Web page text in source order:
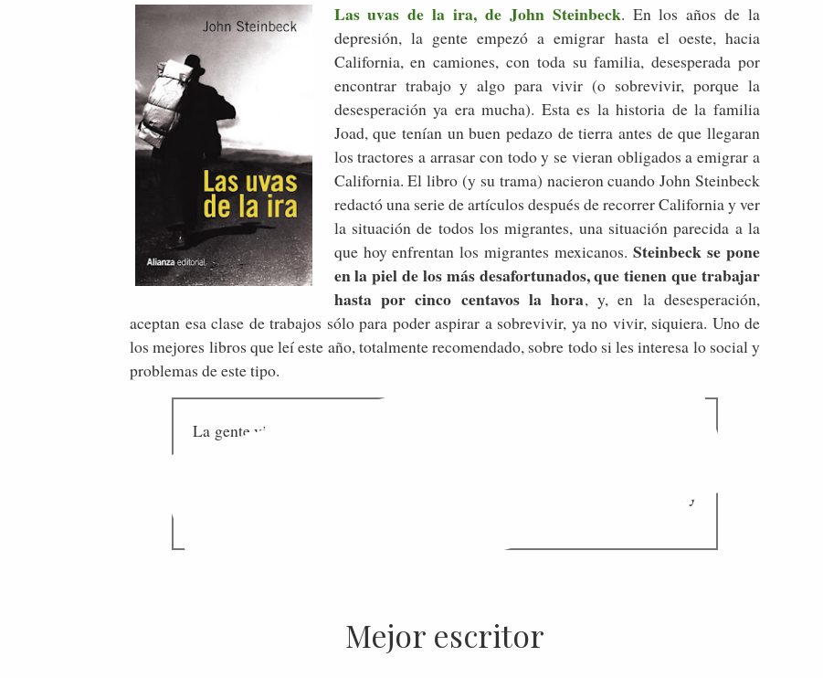
Las uvas de la ira, de John Steinbeck. En los años de la
depresión, la gente empezó a emigrar hasta el oeste, hacia
California, en camiones, con toda su familia, desesperada por
encontrar trabajo y algo para vivir (o sobrevivir, porque la
desesperación ya era mucha). Esta es la historia de la familia
Joad, que tenían un buen pedazo de tierra antes de que llegaran
los tractores a arrasar con todo y se vieran obligados a emigrar a
California. El libro (y su trama) nacieron cuando John Steinbeck
redactó una serie de artículos después de recorrer California y ver
la situación de todos los migrantes, una situación parecida a la
que hoy enfrentan los migrantes mexicanos.Steinbeck se pone
en la piel de los más desafortunados, que tienen que trabajar
hasta por cinco centavos la hora, y, en la desesperación,
aceptan esa clase de trabajos sólo para poder aspirar a sobrevivir, ya no vivir, siquiera. Uno de
los mejores libros que leí este año, totalmente recomendado, sobre todo si les interesa lo social y
problemas de este tipo.
La gente viene con redes para pescar en el río y los vigilantes se lo impiden;
flotando (...) en las almas de las personas las uvas de la ira se están llenando y
Mejor escritor